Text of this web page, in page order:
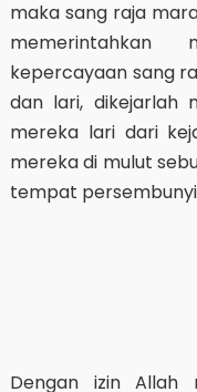
maka sang raja
memerintahkan
kepercayaan sang
dan lari, dikejarlah
mereka lari dari
mereka di mulut
tempat
Dengan izin Allah